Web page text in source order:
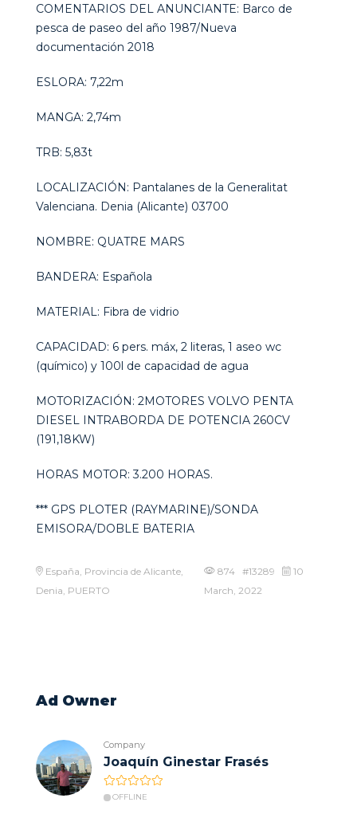
COMENTARIOS DEL ANUNCIANTE: Barco de
pesca de paseo del año 1987/Nueva
documentación 2018
ESLORA: 7,22m
MANGA: 2,74m
TRB: 5,83t
LOCALIZACIÓN: Pantalanes de la Generalitat
Valenciana. Denia (Alicante) 03700
NOMBRE: QUATRE MARS
BANDERA: Española
MATERIAL: Fibra de vidrio
CAPACIDAD: 6 pers. máx, 2 literas, 1 aseo wc
(químico) y 100l de capacidad de agua
MOTORIZACIÓN: 2MOTORES VOLVO PENTA
DIESEL INTRABORDA DE POTENCIA 260CV
(191,18KW)
HORAS MOTOR: 3.200 HORAS.
*** GPS PLOTER (RAYMARINE)/SONDA
EMISORA/DOBLE BATERIA
España, Provincia de Alicante,
Denia, PUERTO
874 #13289
10
March, 2022
Ad Owner
Company
Joaquín Ginestar Frasés
OFFLINE